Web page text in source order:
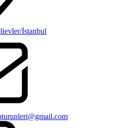
İstanbul